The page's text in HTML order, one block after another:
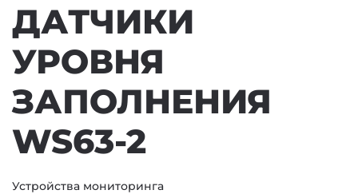
ДАТЧИКИ
УРОВНЯ
ЗАПОЛНЕНИЯ
WS63-2
Устройства мониторинга